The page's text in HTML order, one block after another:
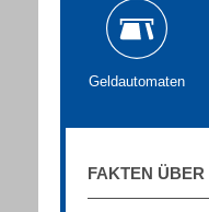
Geldautomaten
FAKTEN ÜBER